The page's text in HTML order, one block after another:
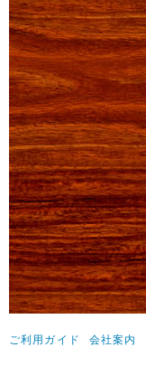
ご利用ガイド 会社案内